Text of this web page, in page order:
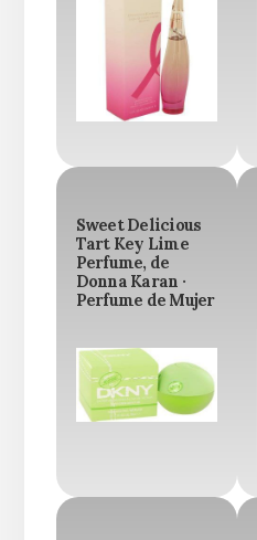
Sweet Delicious
Tart Key Lime
Perfume, de
Donna Karan ·
Perfume de Mujer